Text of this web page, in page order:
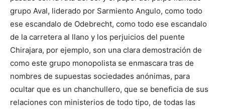
grupo Aval, liderado por Sarmiento Angulo, como todo
ese escandalo de Odebrecht, como todo ese escandalo
de la carretera al llano y los perjuicios del puente
Chirajara, por ejemplo, son una clara demostración de
como este grupo monopolista se enmascara tras de
nombres de supuestas sociedades anónimas, para
ocultar que es un chanchullero, que se beneficia de sus
relaciones con ministerios de todo tipo, de todas las